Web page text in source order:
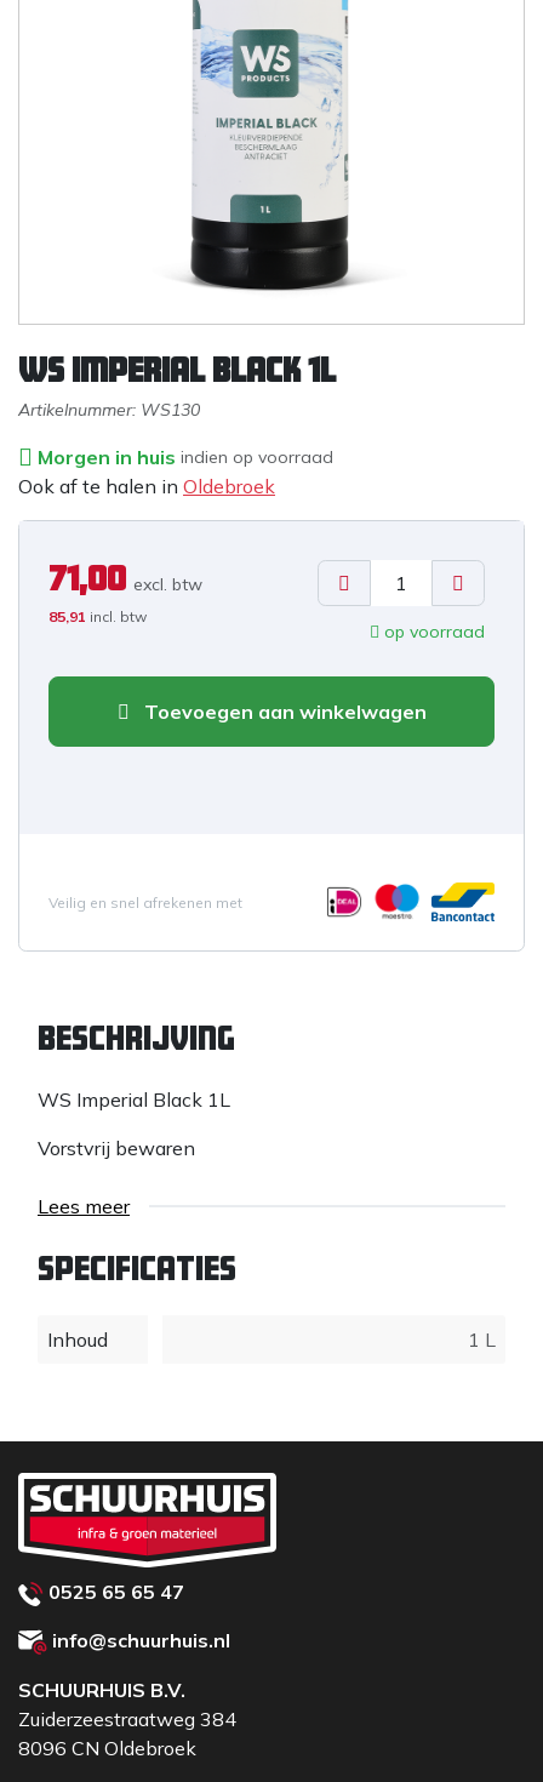
WS Imperial Black 1L
Artikelnummer: WS130
Morgen in huis indien op voorraad
Ook af te halen in Oldebroek
71,00 excl. btw
85,91 incl. btw
op voorraad
Toevoegen aan winkelwagen
Veilig en snel afrekenen met
Beschrijving
WS Imperial Black 1L
Vorstvrij bewaren
Lees meer
Specificaties
Inhoud 1 L
0525 65 65 47
info@schuurhuis.nl
SCHUURHUIS B.V.
Zuiderzeestraatweg 384
8096 CN Oldebroek